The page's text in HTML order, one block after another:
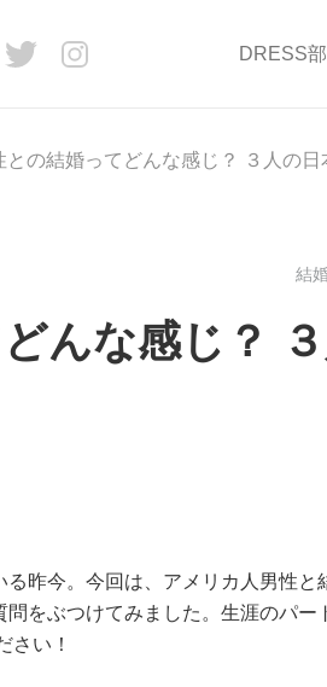
DRESS
との結婚ってどんな感じ？ ３人の
結
んな感じ？
昨今。今回は、アメリカ人男性と
をぶつけてみました。生涯のパー
さい！